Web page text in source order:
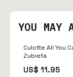
YOU MAY
Culotte All You
Zubieta
US$ 11.95